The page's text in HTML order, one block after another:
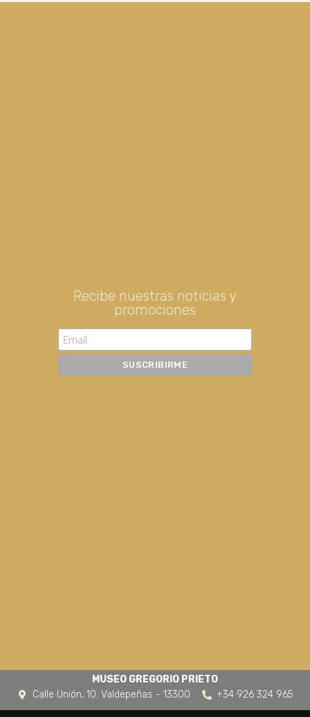
Recibe nuestras noticias y
promociones
MUSEO GREGORIO PRIETO
Calle Unión, 10. Valdepeñas - 13300
+34 926 324 965